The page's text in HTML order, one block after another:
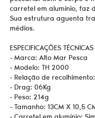
carretel em alumínio, faz
Sua estrutura aguenta
médios.
ESPECIFICAÇÕES TÉCNICAS
- Marca: Alto Mar Pesca
- Modelo: TH 2000
- Relação de
- Drag: 06Kg
- Peso: 214g
- Tamanho: 13CM X 10,5